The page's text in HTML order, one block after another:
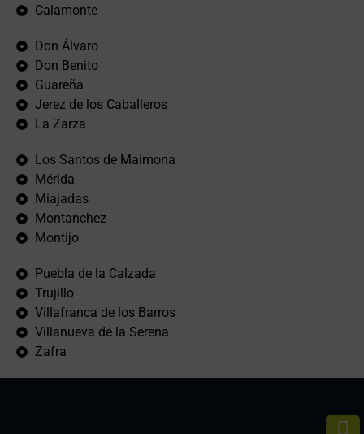
Calamonte
Don Álvaro
Don Benito
Guareña
Jerez de los Caballeros
La Zarza
Los Santos de Maimona
Mérida
Miajadas
Montanchez
Montijo
Puebla de la Calzada
Trujillo
Villafranca de los Barros
Villanueva de la Serena
Zafra